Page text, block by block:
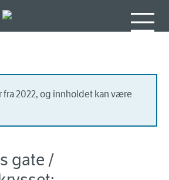
fra 2022, og innholdet kan være
gate /